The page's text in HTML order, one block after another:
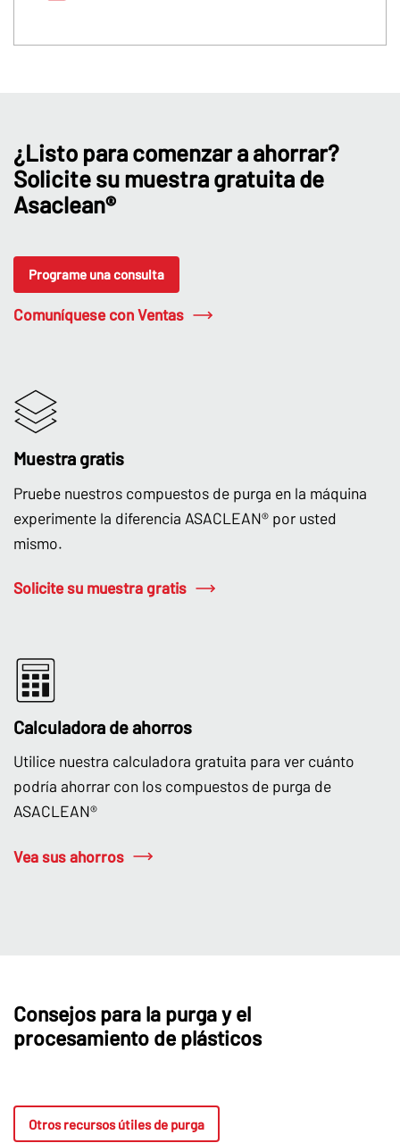
¿Listo para comenzar a ahorrar?
Solicite su muestra gratuita de
Asaclean®
Programe una consulta
Comuníquese con Ventas
Muestra gratis
Pruebe nuestros compuestos de purga en la máquina
experimente la diferencia ASACLEAN® por usted
mismo.
Solicite su muestra gratis
Calculadora de ahorros
Utilice nuestra calculadora gratuita para ver cuánto
podría ahorrar con los compuestos de purga de
ASACLEAN®
Vea sus ahorros
Consejos para la purga y el
procesamiento de plásticos
Otros recursos útiles de purga